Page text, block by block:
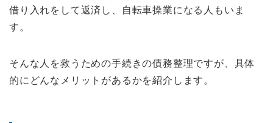
借り入れをして返済し、自転車操業になる人もいま
す。
そんな人を救うための手続きの債務整理ですが、具体
的にどんなメリットがあるかを紹介します。